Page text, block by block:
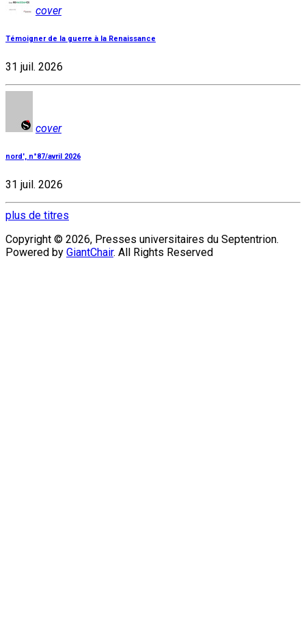
cover
Témoigner de la guerre à la Renaissance
31 juil. 2026
cover
nord', n°87/avril 2026
31 juil. 2026
plus de titres
Copyright © 2026, Presses universitaires du Septentrion.
Powered by GiantChair. All Rights Reserved